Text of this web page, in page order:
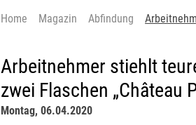
Home Magazin Abfindung
Arbeitnehmer stiehlt
zwei Flaschen „Château
Montag, 06.04.2020